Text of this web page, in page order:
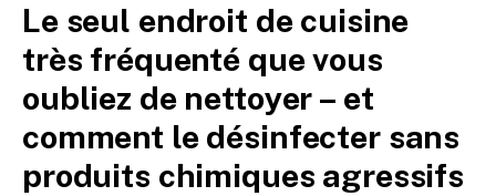
Le seul endroit de cuisine
très fréquenté que vous
oubliez de nettoyer – et
comment le désinfecter sans
produits chimiques agressifs